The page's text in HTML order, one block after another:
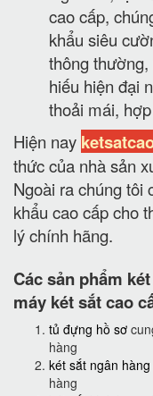
cao cấp,
khẩu siêu
thông
hiếu hiện đại
thoải mái,
Hiện nay
thức của nhà sản
Ngoài ra chúng tôi
khẩu cao cấp cho
lý chính hãng.
Các sản phẩm
máy két sắt cao
tủ đựng hồ sơ
hàng
két sắt ngân hàng
hàng